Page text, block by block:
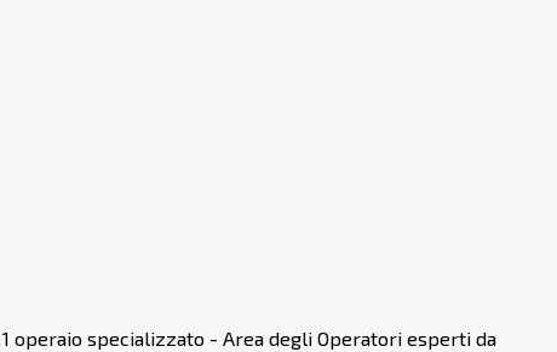
operaio specializzato - Area degli Operatori esperti da